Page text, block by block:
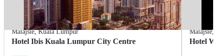
Malajsie,Kuala Lumpur
Hotel Ibis Kuala Lumpur City Centre
Malajsie,
Hotel